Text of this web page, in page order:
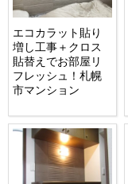
エコカラット貼り
増し工事＋クロス
貼替えでお部屋リ
フレッシュ！札幌
市マンション